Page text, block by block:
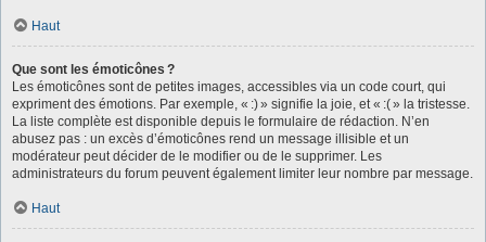
Haut
Que sont les émoticônes ?
Les émoticônes sont de petites images, accessibles via un code court, qui
expriment des émotions. Par exemple, « :) » signifie la joie, et « :( » la tristesse.
La liste complète est disponible depuis le formulaire de rédaction. N’en
abusez pas : un excès d’émoticônes rend un message illisible et un
modérateur peut décider de le modifier ou de le supprimer. Les
administrateurs du forum peuvent également limiter leur nombre par message.
Haut